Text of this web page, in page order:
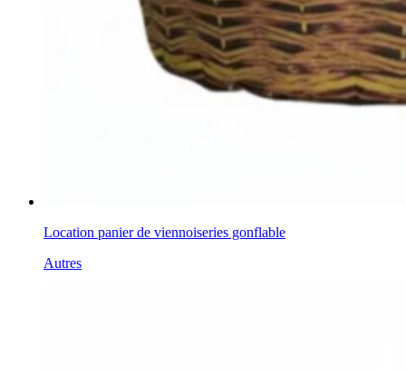
Location panier de viennoiseries gonflable
Autres